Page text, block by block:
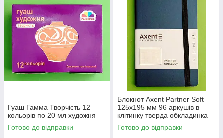
Гуаш Гамма Творчість 12
кольорів по 20 мл художня
Готово до відправки
Блокнот Axent Partner Soft
125х195 мм 96 аркушів в
клітинку тверда обкладинка
синій
Готово до відправки